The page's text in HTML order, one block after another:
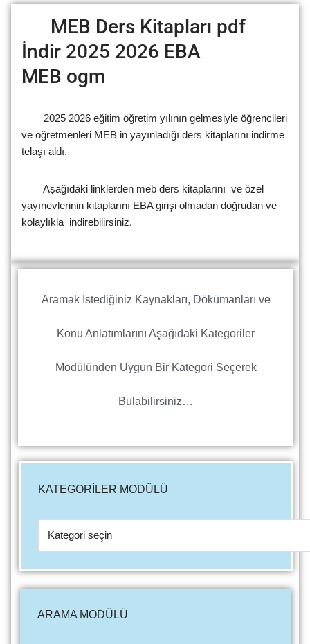
MEB Ders Kitapları pdf
İndir 2025 2026 EBA
MEB ogm
2025 2026 eğitim öğretim yılının gelmesiyle öğrencileri
ve öğretmenleri MEB in yayınladığı ders kitaplarını indirme
telaşı aldı.
Aşağıdaki linklerden meb ders kitaplarını ve özel
yayınevlerinin kitaplarını EBA girişi olmadan doğrudan ve
kolaylıkla indirebilirsiniz.
Aramak İstediğiniz Kaynakları, Dökümanları ve
Konu Anlatımlarını Aşağıdaki Kategoriler
Modülünden Uygun Bir Kategori Seçerek
Bulabilirsiniz…
KATEGORİLER MODÜLÜ
ARAMA MODÜLÜ